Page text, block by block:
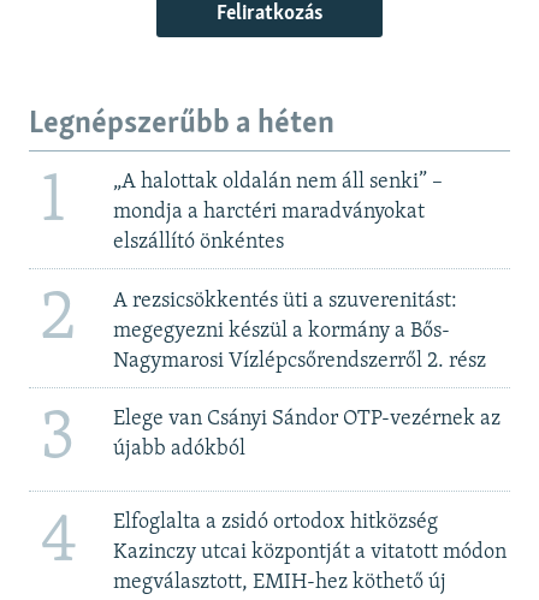
Feliratkozás
Legnépszerűbb a héten
1
„A halottak oldalán nem áll senki” –
mondja a harctéri maradványokat
elszállító önkéntes
2
A rezsicsökkentés üti a szuverenitást:
megegyezni készül a kormány a Bős-
Nagymarosi Vízlépcsőrendszerről 2. rész
3
Elege van Csányi Sándor OTP-vezérnek az
újabb adókból
4
Elfoglalta a zsidó ortodox hitközség
Kazinczy utcai központját a vitatott módon
megválasztott, EMIH-hez köthető új